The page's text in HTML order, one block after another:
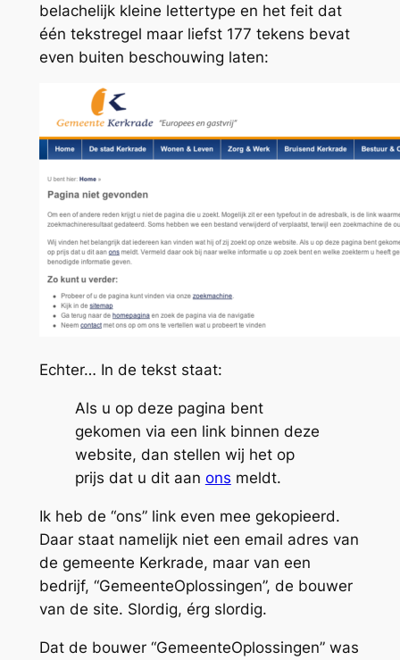
belachelijk kleine lettertype en het feit dat
één tekstregel maar liefst 177 tekens bevat
even buiten beschouwing laten:
Echter… In de tekst staat:
Als u op deze pagina bent
gekomen via een link binnen deze
website, dan stellen wij het op
prijs dat u dit aan ons meldt.
Ik heb de “ons” link even mee gekopieerd.
Daar staat namelijk niet een email adres van
de gemeente Kerkrade, maar van een
bedrijf, “GemeenteOplossingen”, de bouwer
van de site. Slordig, érg slordig.
Dat de bouwer “GemeenteOplossingen” was